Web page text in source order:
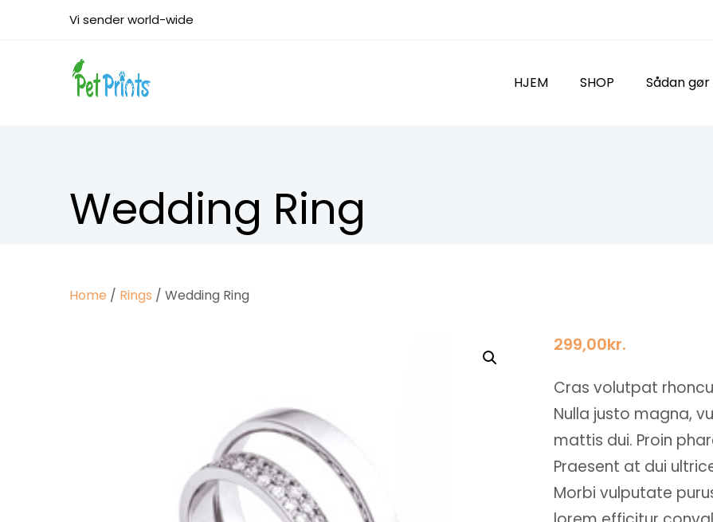
Vi sender world-wide
HJEM SHOP Sådan gør
Wedding Ring
Home / Rings / Wedding Ring
299,00kr.
Cras volutpat
Nulla justo magna,
mattis dui. Proin
Praesent at dui
Morbi vulputate